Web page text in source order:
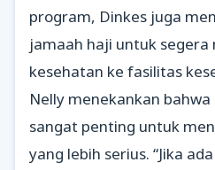
program, Dinkes juga
jamaah haji untuk
kesehatan ke fasilitas
Nelly menekankan
sangat penting untuk
yang lebih serius. “Jika